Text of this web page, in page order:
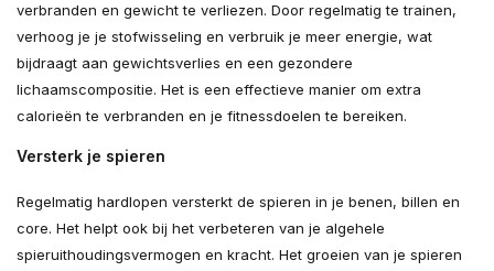
verbranden en gewicht te verliezen. Door regelmatig te trainen,
verhoog je je stofwisseling en verbruik je meer energie, wat
bijdraagt aan gewichtsverlies en een gezondere
lichaamscompositie. Het is een effectieve manier om extra
calorieën te verbranden en je fitnessdoelen te bereiken.
Versterk je spieren
Regelmatig hardlopen versterkt de spieren in je benen, billen en
core. Het helpt ook bij het verbeteren van je algehele
spieruithoudingsvermogen en kracht. Het groeien van je spieren